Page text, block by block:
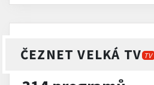
ČEZNET VELKÁ TV TV